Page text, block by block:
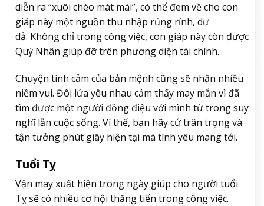
diễn ra “xuôi chèo mát mái”, có thể đem về cho con
giáp này một nguồn thu nhập rủng rỉnh, dư
dả. Không chỉ trong công việc, con giáp này còn được
Quý Nhân giúp đỡ trên phương diện tài chính.
Chuyện tình cảm của bản mệnh cũng sẽ nhận nhiều
niềm vui. Đôi lứa yêu nhau cảm thấy may mắn vì đã
tìm được một người đồng điệu với mình từ trong suy
nghĩ lẫn cuộc sống. Vì thế, bạn hãy cứ trân trọng và
tận tưởng phút giây hiện tại mà tình yêu mang tới.
Tuổi Tỵ
Vận may xuất hiện trong ngày giúp cho người tuổi
Tỵ sẽ có nhiều cơ hội thăng tiến trong công việc.